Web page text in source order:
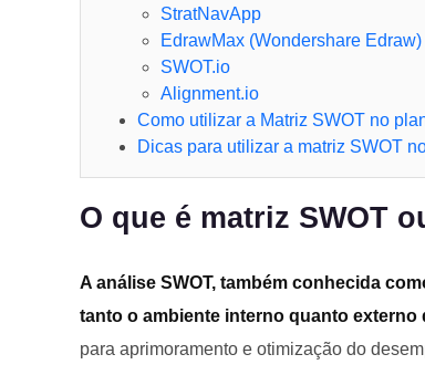
StratNavApp
EdrawMax (Wondershare Edraw)
SWOT.io
Alignment.io
Como utilizar a Matriz SWOT no
Dicas para utilizar a matriz SWOT
O que é matriz SWOT
A análise SWOT, também conhecida
tanto o ambiente interno quanto externo
para aprimoramento e otimização do